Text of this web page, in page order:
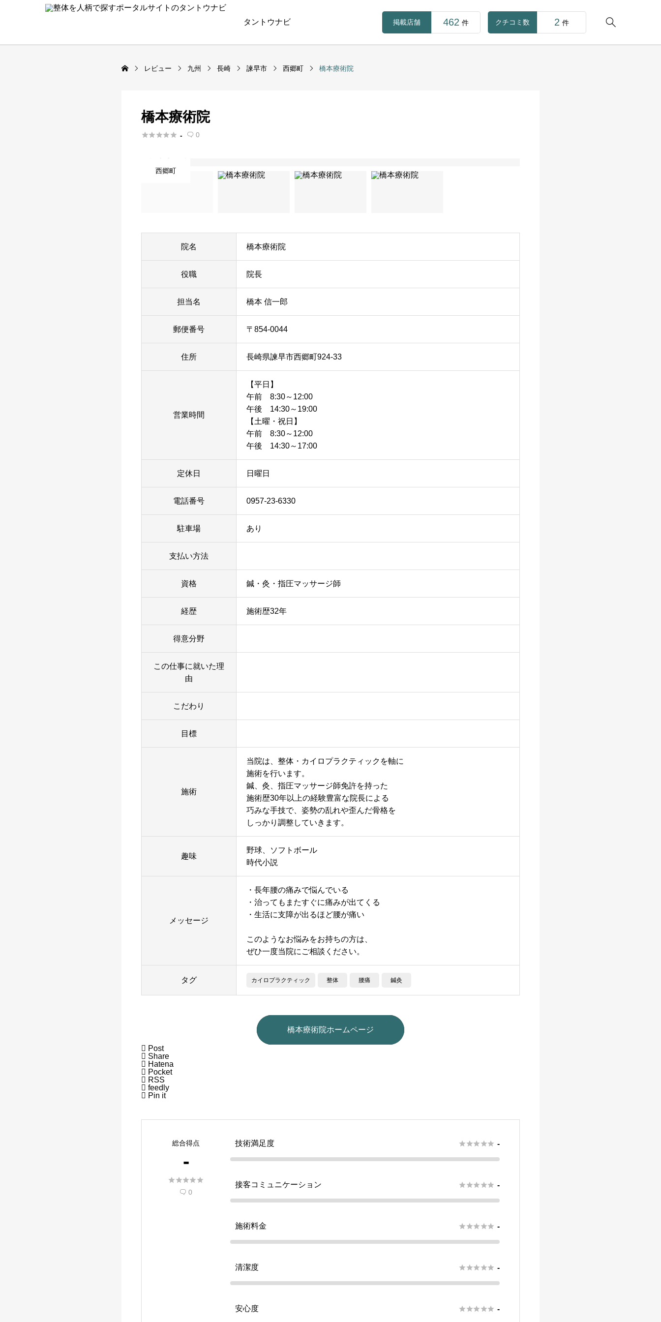
タントウナビ 
掲載店舗 462 件 クチコミ数 2 件
レビュー 九州 長崎 諫早市 西郷町 橋本療術院
橋本療術院
 -  0
西郷町
院名 橋本療術院
役職 院長
担当名 橋本 信一郎
郵便番号 〒854-0044
住所 長崎県諫早市西郷町924-33
営業時間
【平日】
午前 8:30～12:00
午後 14:30～19:00
【土曜・祝日】
午前 8:30～12:00
午後 14:30～17:00
定休日 日曜日
電話番号 0957-23-6330
駐車場 あり
支払い方法
資格 鍼・灸・指圧マッサージ師
経歴 施術歴32年
得意分野
この仕事に就いた理
由
こだわり
目標
施術
当院は、整体・カイロプラクティックを軸に
施術を行います。
鍼、灸、指圧マッサージ師免許を持った
施術歴30年以上の経験豊富な院長による
巧みな手技で、姿勢の乱れや歪んだ骨格を
しっかり調整していきます。
趣味
野球、ソフトボール
時代小説
メッセージ
・長年腰の痛みで悩んでいる
・治ってもまたすぐに痛みが出てくる
・生活に支障が出るほど腰が痛い
このようなお悩みをお持ちの方は、
ぜひ一度当院にご相談ください。
タグ カイロプラクティック 整体 腰痛 鍼灸
橋本療術院ホームページ
 Post
 Share
 Hatena
 Pocket
 RSS
 feedly
 Pin it
総合得点
-

 0
技術満足度  -
接客コミュニケーション  -
施術料金  -
清潔度  -
安心度  -